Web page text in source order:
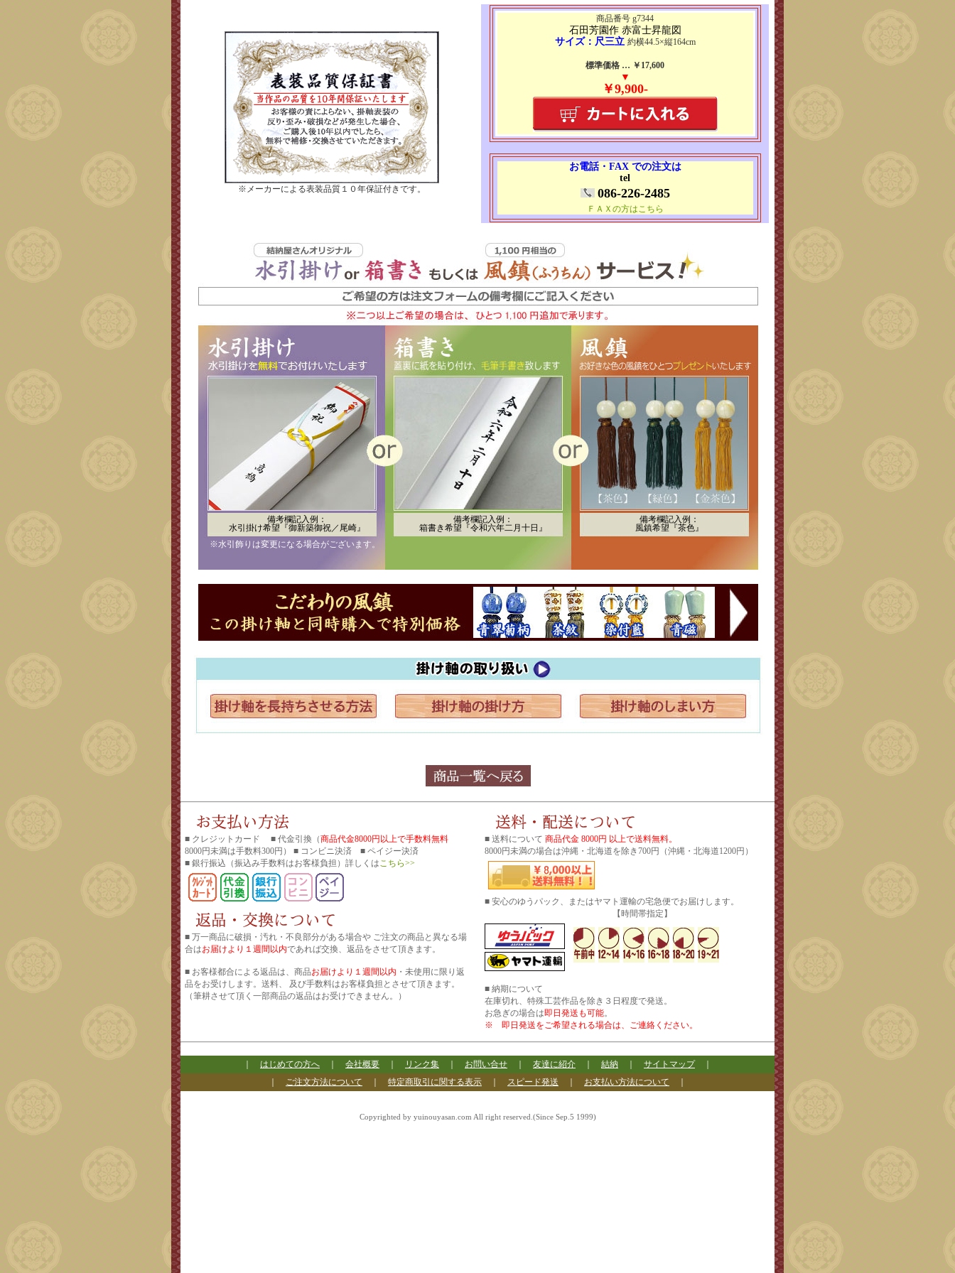
※メーカーによる表装品質１０年保証付きです。
商品番号 g7344
石田芳園作 赤富士昇龍図
サイズ：尺三立 約横44.5×縦164cm
標準価格 … ￥17,600
▼
￥9,900-
お電話・FAX での注文は
tel
086-226-2485
ＦＡＸの方はこちら
備考欄記入例：
水引掛け希望『御新築御祝／尾崎』
備考欄記入例：
箱書き希望『令和六年二月十日』
備考欄記入例：
風鎮希望『茶色』
※水引飾りは変更になる場合がございます。
■ クレジットカード ■ 代金引換（商品代金8000円以上で手数料無料
8000円未満は手数料300円） ■ コンビニ決済 ■ ペイジー決済
■ 銀行振込 （振込み手数料はお客様負担）詳しくはこちら>>
■ 万一商品に破損・汚れ・不良部分がある場合や ご注文の商品と異なる場
合はお届けより１週間以内であれば交換、返品をさせて頂きます。
■ お客様都合による返品は、商品お届けより１週間以内 ・未使用に限り返
品をお受けします。送料、 及び手数料はお客様負担とさせて頂きます。
（筆耕させて頂く一部商品の返品はお受けできません。）
■ 送料について 商品代金 8000円 以上で送料無料。
8000円未満の場合は沖縄・北海道を除き700円（沖縄・北海道1200円）
■ 安心のゆうパック、またはヤマト運輸の宅急便でお届けします。
【時間帯指定】
■ 納期について
在庫切れ、特殊工芸作品を除き３日程度で発送。
お急ぎの場合は即日発送も可能。
※ 即日発送をご希望される場合は、ご連絡ください。
はじめての方へ 会社概要 リンク集 お問い合せ 友達に紹介 結納 サイトマップ｜
ご注文方法について 特定商取引に関する表示 スピード発送 お支払い方法について
Copyrighted by yuinouyasan.com All right reserved.(Since Sep.5 1999)